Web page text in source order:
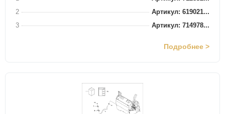
2
Артикул: 619021...
3
Артикул: 714978...
Подробнее >